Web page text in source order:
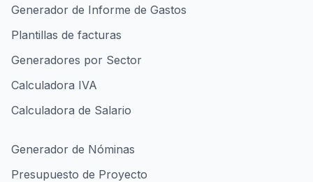
Generador de Informe de Gastos
Plantillas de facturas
Generadores por Sector
Calculadora IVA
Calculadora de Salario
Generador de Nóminas
Presupuesto de Proyecto